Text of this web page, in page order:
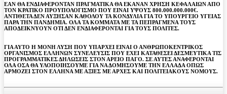
ΕΑΝ ΘΑ ΕΝΔΙΑΦΕΡΟΝΤΑΝ ΠΡΑΓΜΑΤΙΚΑ ΘΑ ΕΚΑΝΑΝ ΧΡΗΣΗ ΚΕΦΑΛΑΙΩΝ ΑΠΟ
ΤΟΝ ΚΡΑΤΙΚΟ ΠΡΟΥΠΟΛΟΓΙΣΜΟ ΠΟΥ ΕΙΝΑΙ ΥΨΟΥΣ 800.000.000.000€.
ΑΝΤΙΘΕΤΑ ΔΕΝ ΑΥΞΗΣΑΝ ΚΑΘΟΛΟΥ ΤΑ ΚΟΝΔΥΛΙΑ ΓΙΑ ΤΟ ΥΠΟΥΡΓΕΙΟ ΥΓΕΙΑΣ
ΠΑΡΑ ΤΗΝ ΠΑΝΔΗΜΙΑ. ΟΛΑ ΤΑ ΚΟΜΜΑΤΑ ΜΕ ΤΑ ΠΕΠΡΑΓΜΕΝΑ ΤΟΥΣ
ΑΠΟΔΕΙΚΝΥΟΥΝ ΟΤΙ ΔΕΝ ΕΝΔΙΑΦΕΡΟΝΤΑΙ ΓΙΑ ΤΟΥΣ ΠΟΛΙΤΕΣ.
ΓΙΑ ΑΥΤΟ Η ΜΟΝΗ ΛΥΣΗ ΠΟΥ ΥΠΑΡΧΕΙ ΕΙΝΑΙ Ο ΑΝΘΡΩΠΟΚΕΝΤΡΙΚΟΣ
ΟΡΓΑΝΙΣΜΟΣ ΕΛΛΗΝΩΝ ΣΥΝΕΛΕΥΣΙΣ ΠΟΥ ΕΧΕΙ ΚΑΤΑΘΕΣΕΙ ΔΕΣΜΕΥΤΙΚΑ ΤΙΣ
ΠΡΟΓΡΑΜΜΑΤΙΚΕΣ ΔΗΛΩΣΕΙΣ ΣΤΟΝ ΑΡΕΙΟ ΠΑΓΟ. ΣΕ ΑΥΤΕΣ ΑΝΑΦΕΡΟΝΤΑΙ
ΟΛΑ ΟΣΑ ΘΑ ΥΛΟΠΟΙΗΣΟΥΜΕ ΓΙΑ ΝΑ ΔΟΜΗΣΟΥΜΕ ΤΗΝ ΕΛΛΑΔΑ ΟΠΩΣ
ΑΡΜΟΖΕΙ ΣΤΟΝ ΕΛΛΗΝΑ ΜΕ ΑΞΙΕΣ ΜΕ ΑΡΧΕΣ ΚΑΙ ΠΟΛΙΤΕΙΑΚΟΥΣ ΝΟΜΟΥΣ.